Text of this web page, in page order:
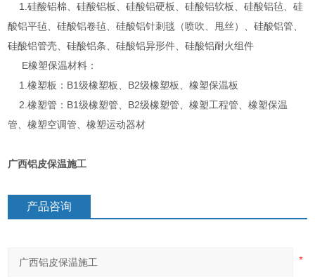
1.硅酸铝棉、硅酸铝板、硅酸铝硬板、硅酸铝软板、硅酸铝毡、硅
酸铝平毡、硅酸铝卷毡、硅酸铝针刺毯（喷吹、甩丝）、硅酸铝管、
硅酸铝管壳、硅酸铝条、硅酸铝异形件、硅酸铝耐火组件
E橡塑保温材料：
1.橡塑板：B1级橡塑板、B2级橡塑板、橡塑保温板
2.橡塑管：B1级橡塑管、B2级橡塑管、橡塑工程管、橡塑保温
管、橡塑空调管、橡塑运动器材
广西铝皮保温施工
产品咨询